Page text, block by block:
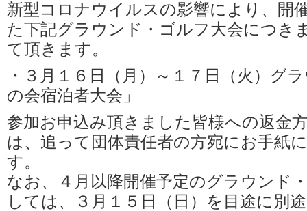
新型コロナウイルスの影響により、開
た下記グラウンド・ゴルフ大会につき
て頂きます。
・３月１６日（月）～１７日（火）グ
の会宿泊者大会」
参加お申込み頂きました皆様への返金
は、追って団体責任者の方宛にお手紙
す。
なお、４月以降開催予定のグラウンド
しては、３月１５日（日）を目途に別